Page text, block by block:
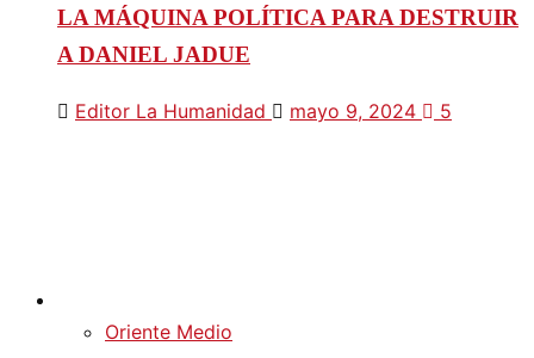
LA MÁQUINA POLÍTICA PARA DESTRUIR
A DANIEL JADUE
Editor La Humanidad mayo 9, 2024 5
Oriente Medio